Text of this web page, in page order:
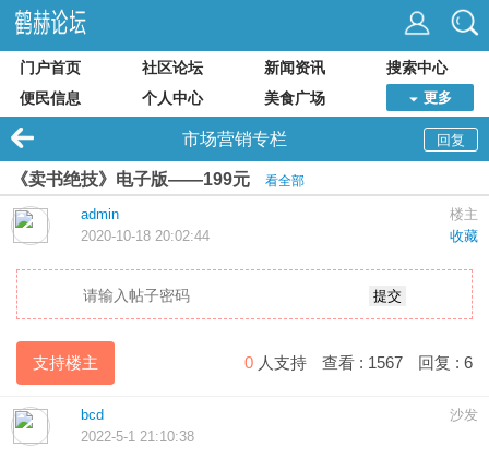
门户首页 社区论坛 新闻资讯
搜索中心
便民信息
个人中心 美食广场 更多
回复
市场营销专栏
《卖书绝技》电子版——199元 看全部
楼主
admin
收藏
2020-10-18 20:02:44
提交
支持楼主 0 人支持 查看 : 1567 回复 : 6
沙发
bcd
2022-5-1 21:10:38